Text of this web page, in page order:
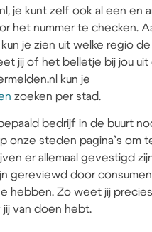
je kunt zelf ook al een en
het nummer te checken.
je zien uit welke regio
jij of het belletje bij jou uit
kun je
zoeken per stad.
bedrijf in de buurt
onze steden pagina’s om
er allemaal gevestigd
gereviewd door
hebben. Zo weet jij
van doen hebt.